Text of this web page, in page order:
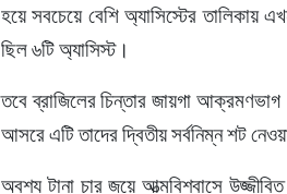
হয়ে সবচেয়ে বেশি অ্যাসিস্টের তালিকায়
ছিল ৬টি অ্যাসিস্ট।
তবে ব্রাজিলের চিন্তার জায়গা
আসরে এটি তাদের দ্বিতীয় সর্বনিম্ন শট
অবশ্য টানা চার জয়ে আত্মবিশ্বাসে